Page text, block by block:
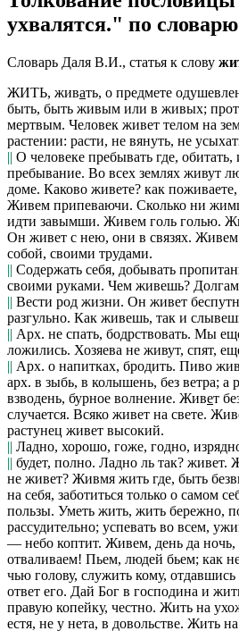
ухвалятся." по
Словарь Даля В.И., статья к слову
ЖИТЬ, живать, о предмете
быть, быть живым или в живых;
мертвым. Человек живет телом на
растении: расти, не вянуть, не
|| О человеке пребывать где,
пребывание. Во всех землях живут
доме. Каково живете? как
Живем припеваючи. Сколько ни
идти завымши. Живем голь голью.
Он живет с нею, они в связях. Живем
собой, своими трудами.
|| Содержать себя, добывать
своими руками. Чем живешь?
|| Вести род жизни. Он живет
разгульно. Как живешь, так и
|| Арх. не спать, бодрствовать. Мы
ложились. Хозяева не живут, спят,
|| Арх. о напитках, бродить. Пиво
арх. в зыбь, в колышень, без ветра; а
взводень, бурное волнение. Живет
случается. Всяко живет на свете.
растунец живет высокий.
|| Ладно, хорошо, гоже, годно,
|| будет, полно. Ладно ль так? живет.
не живет? Живмя жить где, быть
на себя, заботиться только о самом
пользы. Уметь жить, жить бережно,
рассудительно; успевать во всем,
— небо коптит. Живем, день да ночь,
отваливаем! Пьем, людей бьем; как
чью голову, служить кому,
ответ его. Дай Бог в господина и
правую копейку, честно. Жить на
естя, не у нета, в довольстве. Жить на